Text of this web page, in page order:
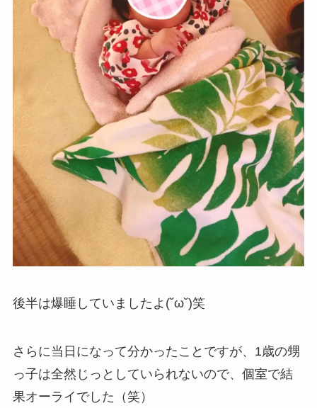
後半は爆睡していましたよ(˘ω˘)笑
さらに当日になって分かったことですが、1歳の甥
っ子は全然じっとしていられないので、個室で結
果オーライでした（笑）